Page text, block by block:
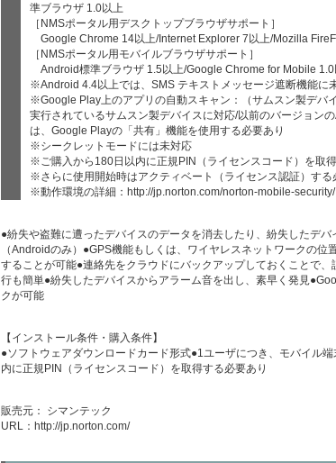
準ブラウザ 1.0以上
［NMSポータル用デスクトップブラウザサポート］
Google Chrome 14以上/Internet Explorer 7以上/Mozilla
［NMSポータル用モバイルブラウザサポート］
Android標準ブラウザ 1.5以上/Google Chrome for Mobile
※Android 4.4以上では、SMS テキストメッセージ遮断機能に
※Google Play上のアプリの自動スキャン：（サムスン製デバ
実行されているサムスン製デバイスに対応/以前のバージョン
は、Google Playの「共有」機能を使用する必要あり
※シークレットモードには未対応
※ご購入から180日以内に正規PIN（ライセンスコード）を取
※さらに使用開始時はアクティベート（ライセンス認証）する
※動作環境の詳細： http://jp.norton.com/norton-mobile-security/
●紛失や盗難に遭ったデバイスのデータを消去したり、紛失したデ
（Androidのみ）●GPS機能もしくは、ワイヤレスネットワークの
することが可能●連絡先をクラウドにバックアップしておくことで
行も簡単●紛失したデバイスからアラーム音を出し、素早く発見
クが可能
【インストール条件・購入条件】
●ソフトウェアダウンロードカード形式●1ユーザにつき、モバイル
内に正規PIN（ライセンスコード）を取得する必要あり
販売元： シマンテック
URL： http://jp.norton.com/